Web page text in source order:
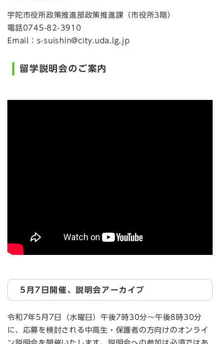
宇陀市役所政策推進部政策推進課（市役所3階）
電話0745-82-3910
Email：s-suishin@city.uda.lg.jp
留学説明会のご案内
5月7日開催、説明会アーカイブ
令和7年5月7日（水曜日）午後7時30分～午後8時30分
に、応募を検討される中高生・保護者の方向けのオンライ